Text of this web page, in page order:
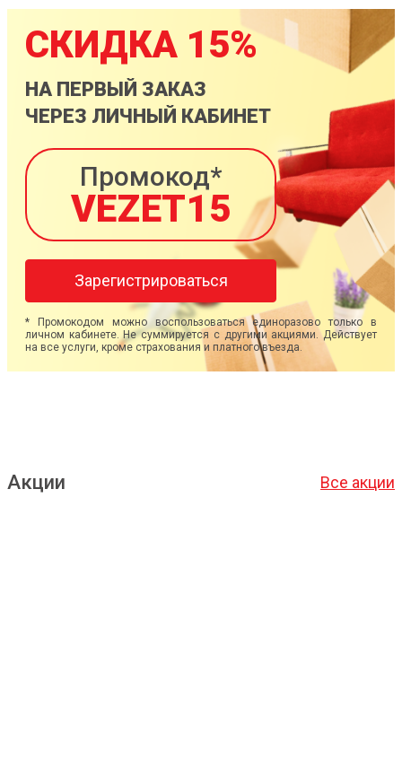
СКИДКА 15%
НА ПЕРВЫЙ ЗАКАЗ
ЧЕРЕЗ ЛИЧНЫЙ КАБИНЕТ
Промокод*
VEZET15
Зарегистрироваться
* Промокодом можно воспользоваться единоразово только в
личном кабинете. Не суммируется с другими акциями. Действует
на все услуги, кроме страхования и платного въезда.
Акции Все акции